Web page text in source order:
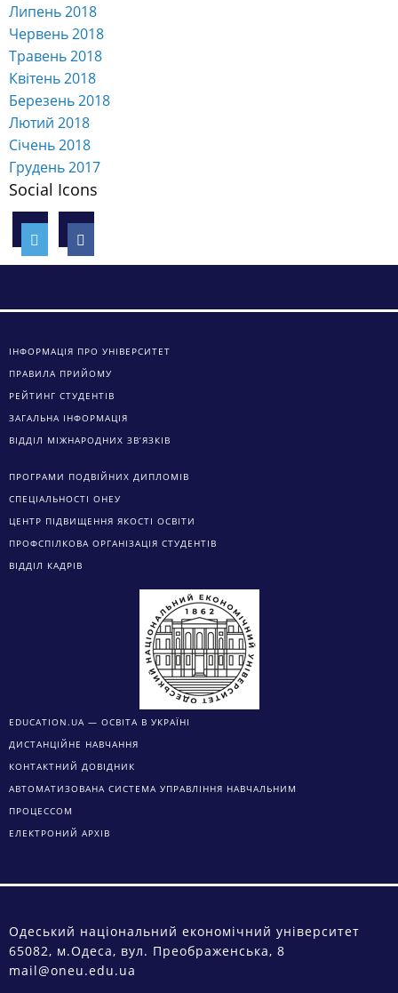
Липень 2018
Червень 2018
Травень 2018
Квітень 2018
Березень 2018
Лютий 2018
Січень 2018
Грудень 2017
Social Icons
ІНФОРМАЦІЯ ПРО УНІВЕРСИТЕТ
ПРАВИЛА ПРИЙОМУ
РЕЙТИНГ СТУДЕНТІВ
ЗАГАЛЬНА ІНФОРМАЦІЯ
ВІДДІЛ МІЖНАРОДНИХ ЗВ’ЯЗКІВ
ПРОГРАМИ ПОДВІЙНИХ ДИПЛОМІВ
СПЕЦІАЛЬНОСТІ ОНЕУ
ЦЕНТР ПІДВИЩЕННЯ ЯКОСТІ ОСВІТИ
ПРОФСПІЛКОВА ОРГАНІЗАЦІЯ СТУДЕНТІВ
ВІДДІЛ КАДРІВ
EDUCATION.UA — ОСВІТА В УКРАЇНІ
ДИСТАНЦІЙНЕ НАВЧАННЯ
КОНТАКТНИЙ ДОВІДНИК
АВТОМАТИЗОВАНА СИСТЕМА УПРАВЛІННЯ НАВЧАЛЬНИМ
ПРОЦЕССОМ
ЕЛЕКТРОНИЙ АРХІВ
Одеський національний економічний університет
65082, м.Одеса, вул. Преображенська, 8
mail@oneu.edu.ua